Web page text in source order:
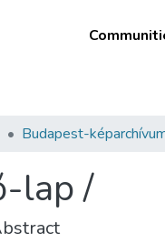
Budapest-
lap /